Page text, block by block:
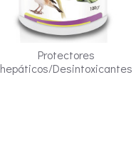
Protectores
hepáticos/Desintoxicantes